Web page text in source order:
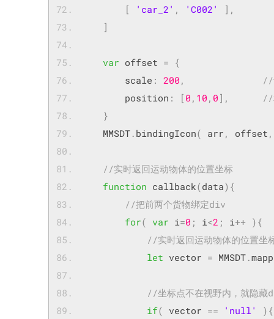
[
'car_2' , 'C002' ],
]
var offset = {
        scale
: 200 ,
//
        position
: [ 0 , 10 , 0 ],
//
}
	MMSDT
. bindingIcon( arr , offset ,
//实时返回运动物体的位置坐标
function callback(data){
//把前两个货物绑定div
for( var i=0 ; i<2 ; i++ ){
//实时返回运动物体的位置坐
let vector = MMSDT.
//坐标点不在视野内，就隐藏
if( vector == 'null' ){